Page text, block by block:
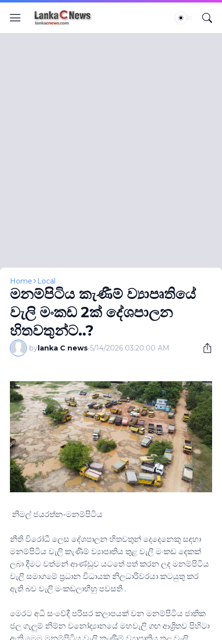
Home Local
මනම්පිටිය කැණීම් ව්‍යාපෘතියේ
වැලි මංකඩ 2ක් දේශපාලන
හිතවතුන්ට..?
bylanka C news-5/14/2026 03:20:00 AM
නිමල් ජයරත්න-මනම්පිටිය
නීති විරෝධී ලෙස දේශපාලන හිතවතුන් දෙදෙනෙකු සඳහා
මනම්පිටිය වැලි කැණීම් ව්‍යාපෘතිය තුළ වැලි මංකඩ දෙකක්
ලබා දීමට වත්මන් ආණ්ඩුව යටතේ පත් කරන ලද මනම්පිටිය
වැලි සමාගමේ ප්‍රධාන විධායක නිලධාරිවරයා කටයුතු කර
ඇති බව වැලි මංකඩලාභීහු පවසති .
මෙරට අධි සංවේදී පරිසර කලාපයක් වන මනම්පිටිය ජාතික
ජල ගැලුම් නිම්න වනෝද්‍යානයේ මහවැලි ගඟ ආශ්‍රිතව පිහිටා